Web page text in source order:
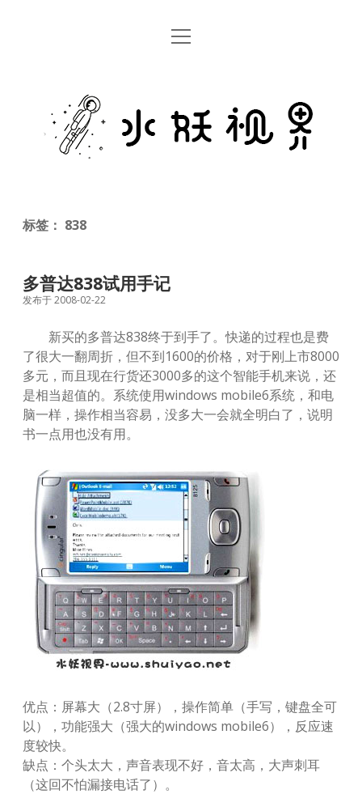
首页
关于
open
妖
视
标签： 838
多普达838试用手记
发布于 2008-02-22
新买的多普达838终于到手了。快递的过程也是费
了很大一翻周折，但不到1600的价格，对于刚上市8000
多元，而且现在行货还3000多的这个智能手机来说，还
是相当超值的。系统使用windows mobile6系统，和电
脑一样，操作相当容易，没多大一会就全明白了，说明
书一点用也没有用。
优点：屏幕大（2.8寸屏），操作简单（手写，键盘全可
以），功能强大（强大的windows mobile6），反应速
度较快。
缺点：个头太大，声音表现不好，音太高，大声刺耳
（这回不怕漏接电话了）。